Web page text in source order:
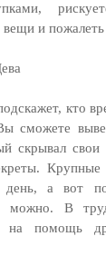
и пожалеть
кто
сможете
скрывал
Крупные
а вот
можно. В
на помощь